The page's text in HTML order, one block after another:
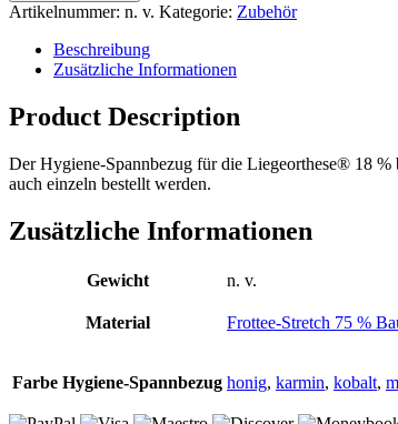
Artikelnummer: n. v. Kategorie: Zubehör
Beschreibung
Zusätzliche Informationen
Product Description
Der Hygiene-Spannbezug für die Liegeorthese® 18
auch einzeln bestellt werden.
Zusätzliche Informationen
Gewicht n. v.
Material Frottee-Stretch 75 %
Farbe Hygiene-Spannbezug honig, karmin, kobalt,